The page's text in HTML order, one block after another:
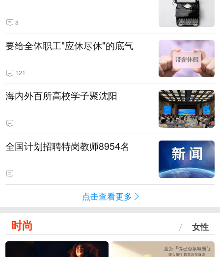
8
要给全体职工"应休尽休"的底气
121
海内外百所高校学子聚沈阳
全国计划招聘特岗教师8954名
点击查看更多
时尚 女性